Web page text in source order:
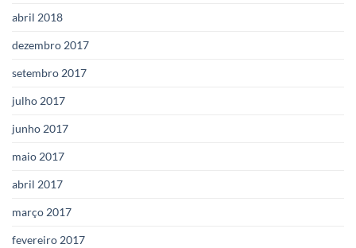
abril 2018
dezembro 2017
setembro 2017
julho 2017
junho 2017
maio 2017
abril 2017
março 2017
fevereiro 2017